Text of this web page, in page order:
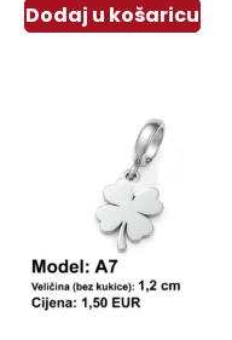
Dodaj u košaricu